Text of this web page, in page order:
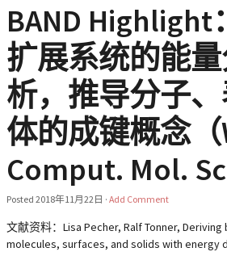
BAND Highlight
扩展系统的能
析，推导分子
体的成键概念（
Comput. Mol.
Posted 2018年11月22日 · Add Comment
文献资料：Lisa Pecher, Ralf Tonner,
molecules, surfaces, and solids with energy